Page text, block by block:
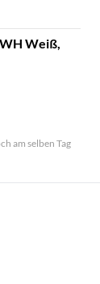
Weiß,
am selben Tag